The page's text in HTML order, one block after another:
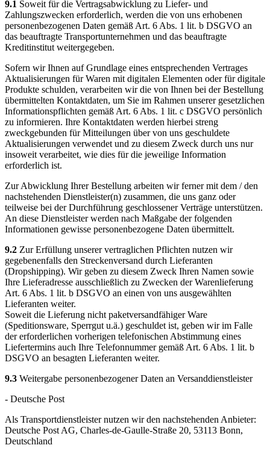
9.1 Soweit für die Vertragsabwicklung zu Liefer- und
Zahlungszwecken erforderlich, werden die von uns erhobenen
personenbezogenen Daten gemäß Art. 6 Abs. 1 lit. b DSGVO an
das beauftragte Transportunternehmen und das beauftragte
Kreditinstitut weitergegeben.
Sofern wir Ihnen auf Grundlage eines entsprechenden Vertrages
Aktualisierungen für Waren mit digitalen Elementen oder für digitale
Produkte schulden, verarbeiten wir die von Ihnen bei der Bestellung
übermittelten Kontaktdaten, um Sie im Rahmen unserer gesetzlichen
Informationspflichten gemäß Art. 6 Abs. 1 lit. c DSGVO persönlich
zu informieren. Ihre Kontaktdaten werden hierbei streng
zweckgebunden für Mitteilungen über von uns geschuldete
Aktualisierungen verwendet und zu diesem Zweck durch uns nur
insoweit verarbeitet, wie dies für die jeweilige Information
erforderlich ist.
Zur Abwicklung Ihrer Bestellung arbeiten wir ferner mit dem / den
nachstehenden Dienstleister(n) zusammen, die uns ganz oder
teilweise bei der Durchführung geschlossener Verträge unterstützen.
An diese Dienstleister werden nach Maßgabe der folgenden
Informationen gewisse personenbezogene Daten übermittelt.
9.2 Zur Erfüllung unserer vertraglichen Pflichten nutzen wir
gegebenenfalls den Streckenversand durch Lieferanten
(Dropshipping). Wir geben zu diesem Zweck Ihren Namen sowie
Ihre Lieferadresse ausschließlich zu Zwecken der Warenlieferung
Art. 6 Abs. 1 lit. b DSGVO an einen von uns ausgewählten
Lieferanten weiter.
Soweit die Lieferung nicht paketversandfähiger Ware
(Speditionsware, Sperrgut u.ä.) geschuldet ist, geben wir im Falle
der erforderlichen vorherigen telefonischen Abstimmung eines
Liefertermins auch Ihre Telefonnummer gemäß Art. 6 Abs. 1 lit. b
DSGVO an besagten Lieferanten weiter.
9.3 Weitergabe personenbezogener Daten an Versanddienstleister
- Deutsche Post
Als Transportdienstleister nutzen wir den nachstehenden Anbieter:
Deutsche Post AG, Charles-de-Gaulle-Straße 20, 53113 Bonn,
Deutschland